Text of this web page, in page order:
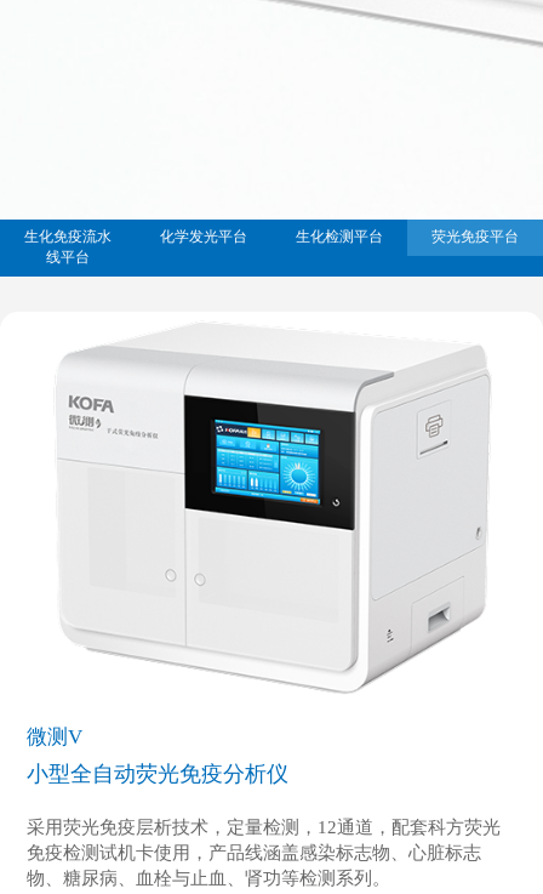
生化免疫流水
线平台
化学发光平台 生化检测平台 荧光免疫平台
微测V
小型全自动荧光免疫分析仪
采用荧光免疫层析技术，定量检测，12通道，配套科方荧光
免疫检测试机卡使用，产品线涵盖感染标志物、心脏标志
物、糖尿病、血栓与止血、肾功等检测系列。